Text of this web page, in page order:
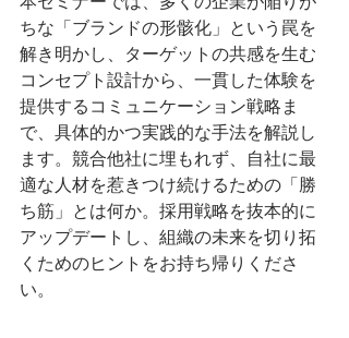
ちな「ブランドの形骸化」という罠を
解き明かし、ターゲットの共感を生む
コンセプト設計から、一貫した体験を
提供するコミュニケーション戦略ま
で、具体的かつ実践的な手法を解説し
ます。競合他社に埋もれず、自社に最
適な人材を惹きつけ続けるための「勝
ち筋」とは何か。採用戦略を抜本的に
アップデートし、組織の未来を切り拓
くためのヒントをお持ち帰りくださ
い。